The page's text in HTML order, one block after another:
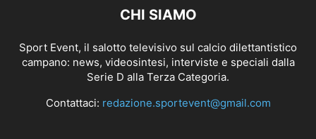
CHI SIAMO
Sport Event, il salotto televisivo sul calcio dilettantistico
campano: news, videosintesi, interviste e speciali dalla
Serie D alla Terza Categoria.
Contattaci: redazione.sportevent@gmail.com